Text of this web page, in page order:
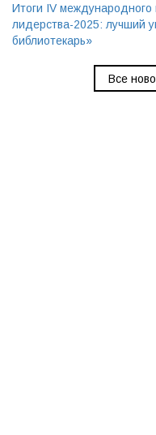
Итоги IV международного
лидерства-2025: лучший
библиотекарь»
Все